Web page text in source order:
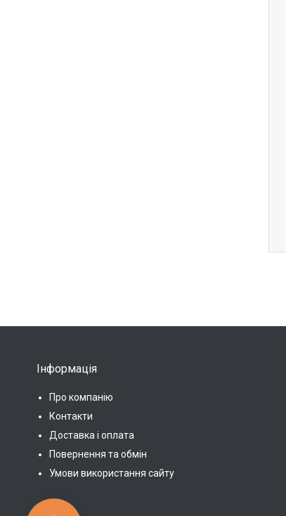
Інформація
Про компанію
Контакти
Доставка і оплата
Повернення та обмін
Умови використання сайту